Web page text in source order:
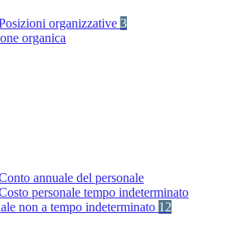
organizzative 3
organica
annuale del personale
personale tempo indeterminato
non a tempo indeterminato 12